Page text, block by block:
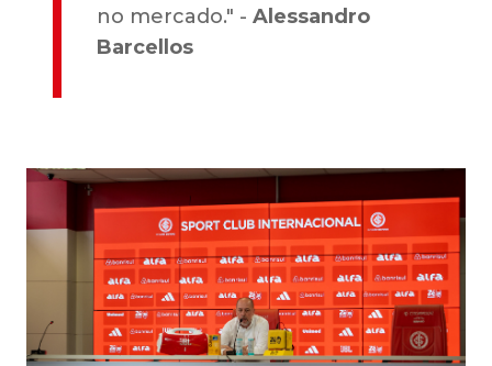
no mercado." - Alessandro
Barcellos